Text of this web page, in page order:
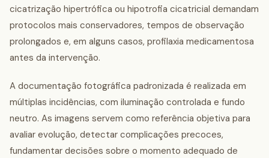
cicatrização hipertrófica ou hipotrofia cicatricial demandam
protocolos mais conservadores, tempos de observação
prolongados e, em alguns casos, profilaxia medicamentosa
antes da intervenção.
A documentação fotográfica padronizada é realizada em
múltiplas incidências, com iluminação controlada e fundo
neutro. As imagens servem como referência objetiva para
avaliar evolução, detectar complicações precoces,
fundamentar decisões sobre o momento adequado de